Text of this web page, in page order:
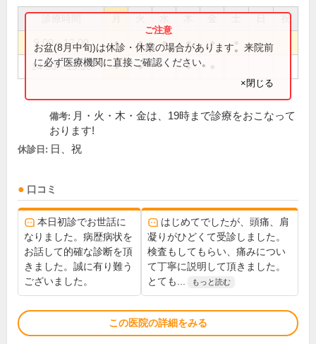
祝
9:00～12:00 ● ● ● ● ●
14:00～19:00 ● ● ●
お盆(8月中旬)は休診・休業の場合があります。来院前
に必ず医療機関に直接ご確認ください。
×閉じる
備考: 月・火・木・金は、19時まで診療をおこなって
おります!
休診日: 日、祝
口コミ
本日初診でお世話に
なりました。病歴病状を
お話して的確な診断を頂
きました。誠に有り難う
ございました。
はじめてでしたが、頭痛、肩
凝りがひどくて受診しました。
検査もしてもらい、痛みについ
て丁寧に説明して頂きました。
とても...
もっと読む
この医院の詳細をみる